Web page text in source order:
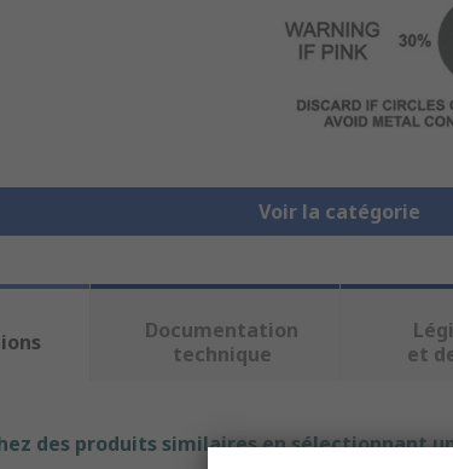
Voir la catégorie
Documentation
technique
et
des produits similaires en sélectionnant